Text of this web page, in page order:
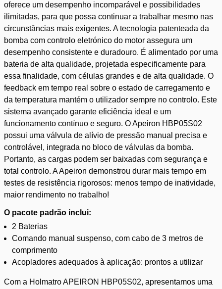
oferece um desempenho incomparável e possibilidades
ilimitadas, para que possa continuar a trabalhar mesmo nas
circunstâncias mais exigentes. A tecnologia patenteada da
bomba com controlo eletrónico do motor assegura um
desempenho consistente e duradouro. É alimentado por uma
bateria de alta qualidade, projetada especificamente para
essa finalidade, com células grandes e de alta qualidade. O
feedback em tempo real sobre o estado de carregamento e
da temperatura mantém o utilizador sempre no controlo. Este
sistema avançado garante eficiência ideal e um
funcionamento contínuo e seguro. O Apeiron HBP05S02
possui uma válvula de alívio de pressão manual precisa e
controlável, integrada no bloco de válvulas da bomba.
Portanto, as cargas podem ser baixadas com segurança e
total controlo. A Apeiron demonstrou durar mais tempo em
testes de resistência rigorosos: menos tempo de inatividade,
maior rendimento no trabalho!
O pacote padrão inclui:
2 Baterias
Comando manual suspenso, com cabo de 3 metros de
comprimento
Acopladores adequados à aplicação: prontos a utilizar
Com a Holmatro APEIRON HBP05S02, apresentamos uma